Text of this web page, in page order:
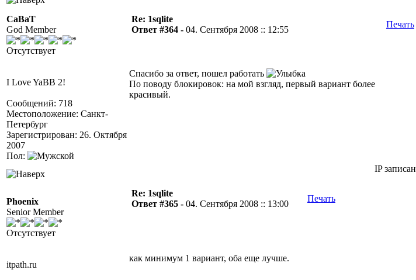
CaBaT
God Member
Отсутствует
I Love YaBB 2!
Сообщений: 718
Местоположение: Санкт-
Петербург
Зарегистрирован: 26. Октября
2007
Пол:
Re: 1sqlite
Ответ #364 - 04. Сентября 2008 :: 12:55
Печать
Спасибо за ответ, пошел работать
По поводу блокировок: на мой взгляд, первый вариант более
красивый.
IP записан
Phoenix
Senior Member
Отсутствует
itpath.ru
Re: 1sqlite
Ответ #365 - 04. Сентября 2008 :: 13:00
Печать
как минимум 1 вариант, оба еще лучше.